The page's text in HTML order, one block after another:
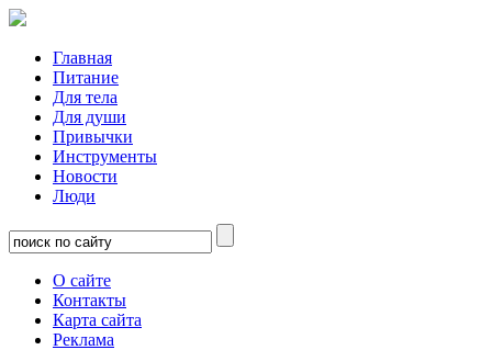
Главная
Питание
Для тела
Для души
Привычки
Инструменты
Новости
Люди
О сайте
Контакты
Карта сайта
Реклама